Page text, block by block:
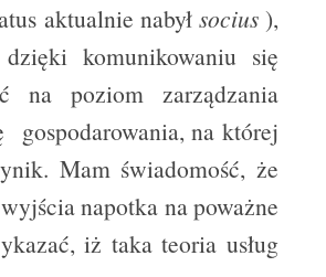
aktualnie nabył socius),
komunikowaniu się
na poziom zarządzania
gospodarowania, na której
Mam świadomość, że
napotka na poważne
iż taka teoria usług